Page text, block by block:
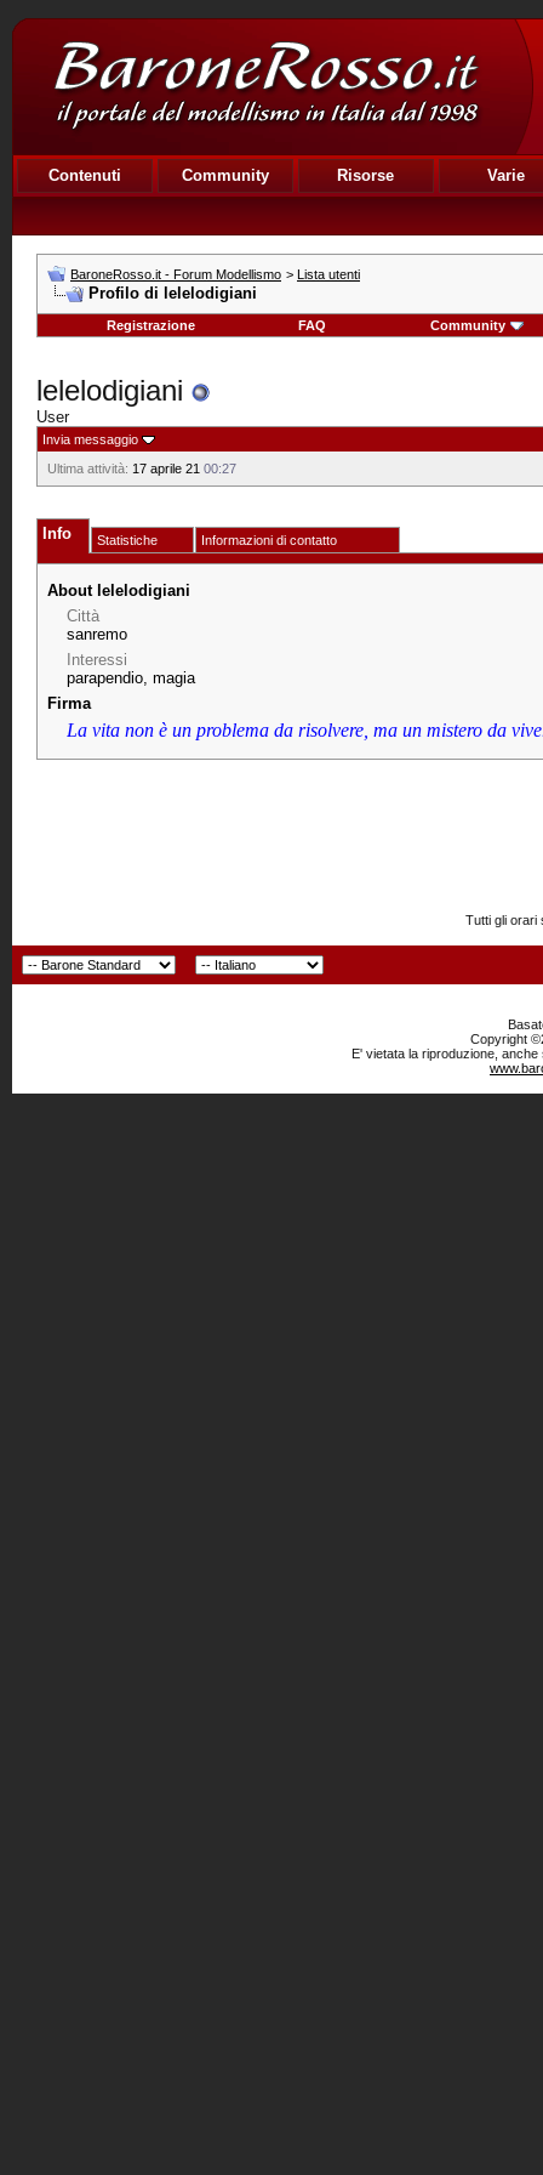
Contenuti Community Risorse Varie
BaroneRosso.it - Forum Modellismo > Lista utenti
Profilo di lelelodigiani
Registrazione FAQ Community
lelelodigiani
User
Invia messaggio
Ultima attività: 17 aprile 21 00:27
Info Statistiche Informazioni di contatto
About lelelodigiani
Città
sanremo
Interessi
parapendio, magia
Firma
La vita non è un problema da risolvere, ma un mistero da
Tutti gli orari
Copyright
E' vietata la riproduzione,